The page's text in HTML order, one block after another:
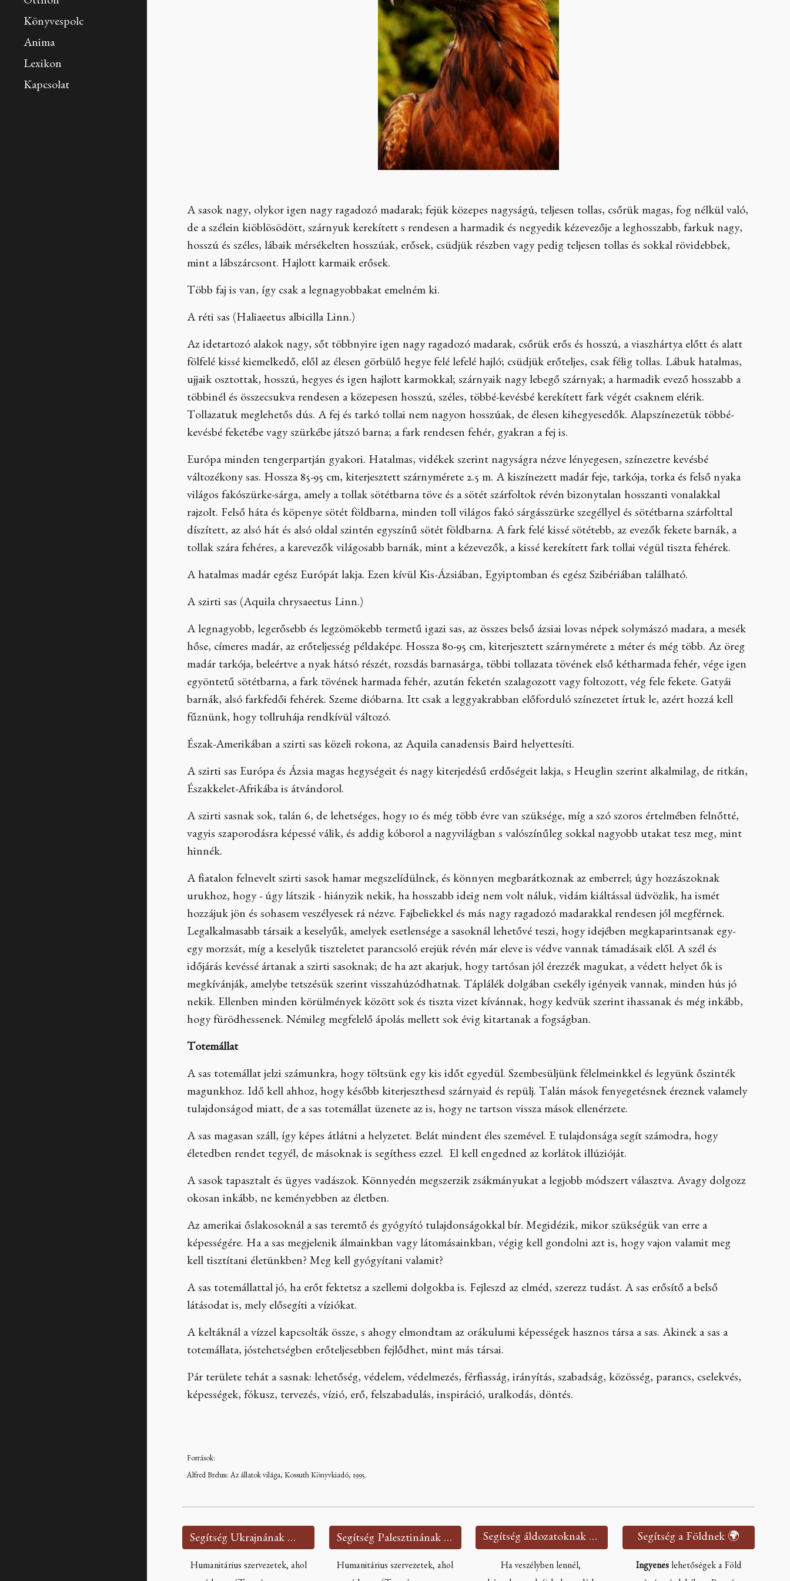
Könyvespolc
Anima
Lexikon
Kapcsolat
A sasok nagy, olykor igen nagy ragadozó madarak; fejük közepes nagyságú, teljesen tollas, csőrük magas, fog nélkül való,
de a szélein kiöblösödött, szárnyuk kerekített s rendesen a harmadik és negyedik kézevezője a leghosszabb, farkuk nagy,
hosszú és széles, lábaik mérsékelten hosszúak, erősek, csüdjük részben vagy pedig teljesen tollas és sokkal rövidebbek,
mint a lábszárcsont. Hajlott karmaik erősek.
Több faj is van, így csak a legnagyobbakat emelném ki.
A réti sas (Haliaeetus albicilla Linn.)
Az idetartozó alakok nagy, sőt többnyire igen nagy ragadozó madarak, csőrük erős és hosszú, a viaszhártya előtt és alatt
fölfelé kissé kiemelkedő, elől az élesen görbülő hegye felé lefelé hajló; csüdjük erőteljes, csak félig tollas. Lábuk hatalmas,
ujjaik osztottak, hosszú, hegyes és igen hajlott karmokkal; szárnyaik nagy lebegő szárnyak; a harmadik evező hosszabb a
többinél és összecsukva rendesen a közepesen hosszú, széles, többé-kevésbé kerekített fark végét csaknem elérik.
Tollazatuk meglehetős dús. A fej és tarkó tollai nem nagyon hosszúak, de élesen kihegyesedők. Alapszínezetük többé-
kevésbé feketébe vagy szürkébe játszó barna; a fark rendesen fehér, gyakran a fej is.
Európa minden tengerpartján gyakori. Hatalmas, vidékek szerint nagyságra nézve lényegesen, színezetre kevésbé
változékony sas. Hossza 85-95 cm, kiterjesztett szárnymérete 2.5 m. A kiszínezett madár feje, tarkója, torka és felső nyaka
világos fakószürke-sárga, amely a tollak sötétbarna töve és a sötét szárfoltok révén bizonytalan hosszanti vonalakkal
rajzolt. Felső háta és köpenye sötét földbarna, minden toll világos fakó sárgásszürke szegéllyel és sötétbarna szárfolttal
díszített, az alsó hát és alsó oldal szintén egyszínű sötét földbarna. A fark felé kissé sötétebb, az evezők fekete barnák, a
tollak szára fehéres, a karevezők világosabb barnák, mint a kézevezők, a kissé kerekített fark tollai végül tiszta fehérek.
A hatalmas madár egész Európát lakja. Ezen kívül Kis-Ázsiában, Egyiptomban és egész Szibériában található.
A szirti sas (Aquila chrysaeetus Linn.)
A legnagyobb, legerősebb és legzömökebb termetű igazi sas, az összes belső ázsiai lovas népek solymászó madara, a mesék
hőse, címeres madár, az erőteljesség példaképe. Hossza 80-95 cm, kiterjesztett szárnymérete 2 méter és még több. Az öreg
madár tarkója, beleértve a nyak hátsó részét, rozsdás barnasárga, többi tollazata tövének első kétharmada fehér, vége igen
egyöntetű sötétbarna, a fark tövének harmada fehér, azután feketén szalagozott vagy foltozott, vég fele fekete. Gatyái
barnák, alsó farkfedői fehérek. Szeme dióbarna. Itt csak a leggyakrabban előforduló színezetet írtuk le, azért hozzá kell
fűznünk, hogy tollruhája rendkívül változó.
Észak-Amerikában a szirti sas közeli rokona, az Aquila canadensis Baird helyettesíti.
A szirti sas Európa és Ázsia magas hegységeit és nagy kiterjedésű erdőségeit lakja, s Heuglin szerint alkalmilag, de ritkán,
Északkelet-Afrikába is átvándorol.
A szirti sasnak sok, talán 6, de lehetséges, hogy 10 és még több évre van szüksége, míg a szó szoros értelmében felnőtté,
vagyis szaporodásra képessé válik, és addig kóborol a nagyvilágban s valószínűleg sokkal nagyobb utakat tesz meg, mint
hinnék.
A fiatalon felnevelt szirti sasok hamar megszelídülnek, és könnyen megbarátkoznak az emberrel; úgy hozzászoknak
urukhoz, hogy - úgy látszik - hiányzik nekik, ha hosszabb ideig nem volt náluk, vidám kiáltással üdvözlik, ha ismét
hozzájuk jön és sohasem veszélyesek rá nézve. Fajbeliekkel és más nagy ragadozó madarakkal rendesen jól megférnek.
Legalkalmasabb társaik a keselyűk, amelyek esetlensége a sasoknál lehetővé teszi, hogy idejében megkaparintsanak egy-
egy morzsát, míg a keselyűk tiszteletet parancsoló erejük révén már eleve is védve vannak támadásaik elől. A szél és
időjárás kevéssé ártanak a szirti sasoknak; de ha azt akarjuk, hogy tartósan jól érezzék magukat, a védett helyet ők is
megkívánják, amelybe tetszésük szerint visszahúzódhatnak. Táplálék dolgában csekély igényeik vannak, minden hús jó
nekik. Ellenben minden körülmények között sok és tiszta vizet kívánnak, hogy kedvük szerint ihassanak és még inkább,
hogy fürödhessenek. Némileg megfelelő ápolás mellett sok évig kitartanak a fogságban.
Totemállat
A sas totemállat jelzi számunkra, hogy töltsünk egy kis időt egyedül. Szembesüljünk félelmeinkkel és legyünk őszinték
magunkhoz. Idő kell ahhoz, hogy később kiterjeszthesd szárnyaid és repülj. Talán mások fenyegetésnek éreznek valamely
tulajdonságod miatt, de a sas totemállat üzenete az is, hogy ne tartson vissza mások ellenérzete.
A sas magasan száll, így képes átlátni a helyzetet. Belát mindent éles szemével. E tulajdonsága segít számodra, hogy
életedben rendet tegyél, de másoknak is segíthess ezzel. El kell engedned az korlátok illúzióját.
A sasok tapasztalt és ügyes vadászok. Könnyedén megszerzik zsákmányukat a legjobb módszert választva. Avagy dolgozz
okosan inkább, ne keményebben az életben.
Az amerikai őslakosoknál a sas teremtő és gyógyító tulajdonságokkal bír. Megidézik, mikor szükségük van erre a
képességére. Ha a sas megjelenik álmainkban vagy látomásainkban, végig kell gondolni azt is, hogy vajon valamit meg
kell tisztítani életünkben? Meg kell gyógyítani valamit?
A sas totemállattal jó, ha erőt fektetsz a szellemi dolgokba is. Fejleszd az elméd, szerezz tudást. A sas erősítő a belső
látásodat is, mely elősegíti a víziókat.
A keltáknál a vízzel kapcsolták össze, s ahogy elmondtam az orákulumi képességek hasznos társa a sas. Akinek a sas a
totemállata, jóstehetségben erőteljesebben fejlődhet, mint más társai.
Pár területe tehát a sasnak: lehetőség, védelem, védelmezés, férfiasság, irányítás, szabadság, közösség, parancs, cselekvés,
képességek, fókusz, tervezés, vízió, erő, felszabadulás, inspiráció, uralkodás, döntés.
Források:
Alfred Brehm: Az állatok világa, Kossuth Könyvkiadó, 1995.
Segítség Ukrajnának 🇺🇦
Humanitárius szervezetek, ahol
Segítség Palesztinának 🇵🇸
Humanitárius szervezetek, ahol
Segítség áldozatoknak 🫂
Ha veszélyben lennél,
Segítség a Földnek 🌍
Ingyenes lehetőségek a Föld